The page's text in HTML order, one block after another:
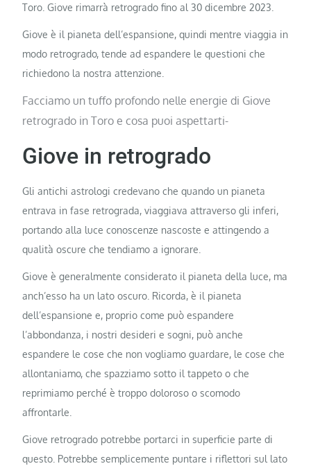
Toro. Giove rimarrà retrogrado fino al 30 dicembre 2023.
Giove è il pianeta dell’espansione, quindi mentre viaggia in
modo retrogrado, tende ad espandere le questioni che
richiedono la nostra attenzione.
Facciamo un tuffo profondo nelle energie di Giove
retrogrado in Toro e cosa puoi aspettarti-
Giove in retrogrado
Gli antichi astrologi credevano che quando un pianeta
entrava in fase retrograda, viaggiava attraverso gli inferi,
portando alla luce conoscenze nascoste e attingendo a
qualità oscure che tendiamo a ignorare.
Giove è generalmente considerato il pianeta della luce, ma
anch’esso ha un lato oscuro. Ricorda, è il pianeta
dell’espansione e, proprio come può espandere
l’abbondanza, i nostri desideri e sogni, può anche
espandere le cose che non vogliamo guardare, le cose che
allontaniamo, che spazziamo sotto il tappeto o che
reprimiamo perché è troppo doloroso o scomodo
affrontarle.
Giove retrogrado potrebbe portarci in superficie parte di
questo. Potrebbe semplicemente puntare i riflettori sul lato